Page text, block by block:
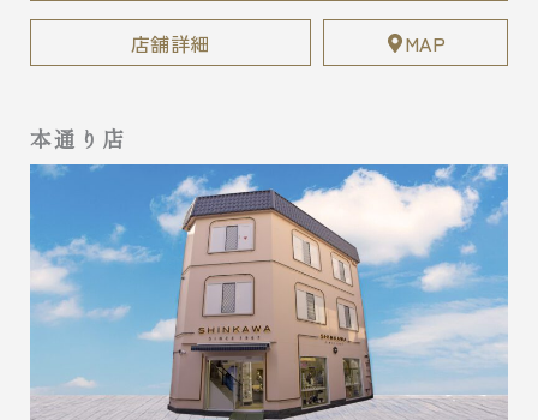
店舗詳細 MAP
本通り店